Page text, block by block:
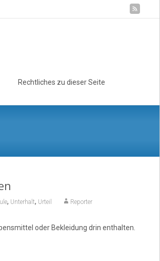
Rechtliches zu dieser Seite
, Unterhalt, Urteil Reporter
oder Bekleidung drin enthalten.